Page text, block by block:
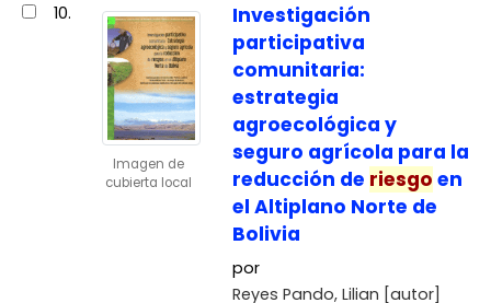
10.
Imagen de
cubierta local
Investigación
participativa
comunitaria:
estrategia
agroecológica y
seguro agrícola para la
reducción de riesgo en
el Altiplano Norte de
Bolivia
por
Reyes Pando, Lilian [autor]